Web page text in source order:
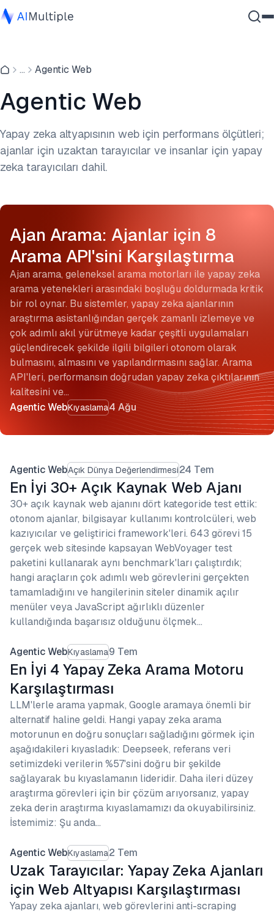
Siber güvenlik
Kurumsal Yazılım
... Agentic Web
Agentic Web
Yapay zeka altyapısının web için performans ölçütleri;
ajanlar için uzaktan tarayıcılar ve insanlar için yapay
zeka tarayıcıları dahil.
Ajan Arama: Ajanlar için 8
Arama API'sini Karşılaştırma
Agentic WebKıyaslama4 Ağu
Ajan arama, geleneksel arama motorları ile yapay zeka
arama yetenekleri arasındaki boşluğu doldurmada kritik
bir rol oynar. Bu sistemler, yapay zeka ajanlarının
araştırma asistanlığından gerçek zamanlı izlemeye ve
çok adımlı akıl yürütmeye kadar çeşitli uygulamaları
güçlendirecek şekilde ilgili bilgileri otonom olarak
bulmasını, almasını ve yapılandırmasını sağlar. Arama
API'leri, performansın doğrudan yapay zeka çıktılarının
kalitesini ve…
Agentic WebAçık Dünya Değerlendirmesi24 Tem
En İyi 30+ Açık Kaynak Web Ajanı
30+ açık kaynak web ajanını dört kategoride test ettik:
otonom ajanlar, bilgisayar kullanımı kontrolcüleri, web
kazıyıcılar ve geliştirici framework'leri. 643 görevi 15
gerçek web sitesinde kapsayan WebVoyager test
paketini kullanarak aynı benchmark'ları çalıştırdık;
hangi araçların çok adımlı web görevlerini gerçekten
tamamladığını ve hangilerinin siteler dinamik açılır
menüler veya JavaScript ağırlıklı düzenler
kullandığında başarısız olduğunu ölçmek…
Agentic WebKıyaslama9 Tem
En İyi 4 Yapay Zeka Arama Motoru
Karşılaştırması
LLM'lerle arama yapmak, Google aramaya önemli bir
alternatif haline geldi. Hangi yapay zeka arama
motorunun en doğru sonuçları sağladığını görmek için
aşağıdakileri kıyasladık: Deepseek, referans veri
setimizdeki verilerin %57'sini doğru bir şekilde
sağlayarak bu kıyaslamanın lideridir. Daha ileri düzey
araştırma görevleri için bir çözüm arıyorsanız, yapay
zeka derin araştırma kıyaslamamızı da okuyabilirsiniz.
İstemimiz: Şu anda…
Agentic WebKıyaslama2 Tem
Uzak Tarayıcılar: Yapay Zeka Ajanları
için Web Altyapısı Karşılaştırması
Yapay zeka ajanları, web görevlerini anti-scraping